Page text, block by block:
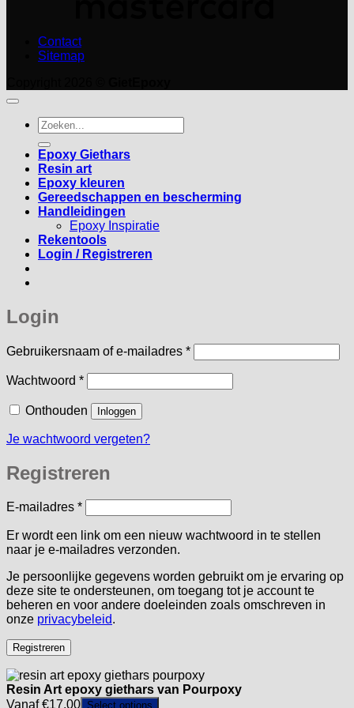
Contact
Sitemap
Zoeken
naar:
Epoxy Giethars
Resin art
Epoxy kleuren
Gereedschappen en bescherming
Handleidingen
Epoxy Inspiratie
Rekentools
Login / Registreren
Login
Gebruikersnaam of e-mailadres *Vereist
Wachtwoord *Vereist
Onthouden Inloggen
Je wachtwoord vergeten?
Registreren
E-mailadres *Vereist
Er wordt een link om een nieuw wachtwoord in te stellen
naar je e-mailadres verzonden.
Je persoonlijke gegevens worden gebruikt om je ervaring op
deze site te ondersteunen, om toegang tot je account te
beheren en voor andere doeleinden zoals omschreven in
onze privacybeleid.
Registreren
Resin Art epoxy giethars van Pourpoxy
Vanaf €17,00 Select options